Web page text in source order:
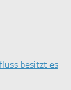
besitzt es